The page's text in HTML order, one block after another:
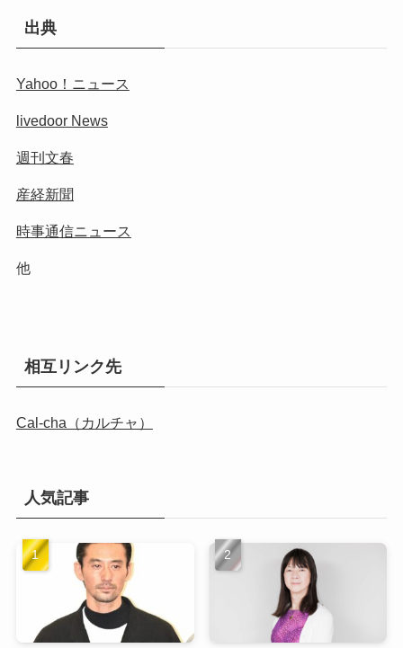
リ
出典
Yahoo！ニュース
livedoor News
週刊文春
産経新聞
時事通信ニュース
他
相互リンク先
Cal-cha（カルチャ）
人気記事